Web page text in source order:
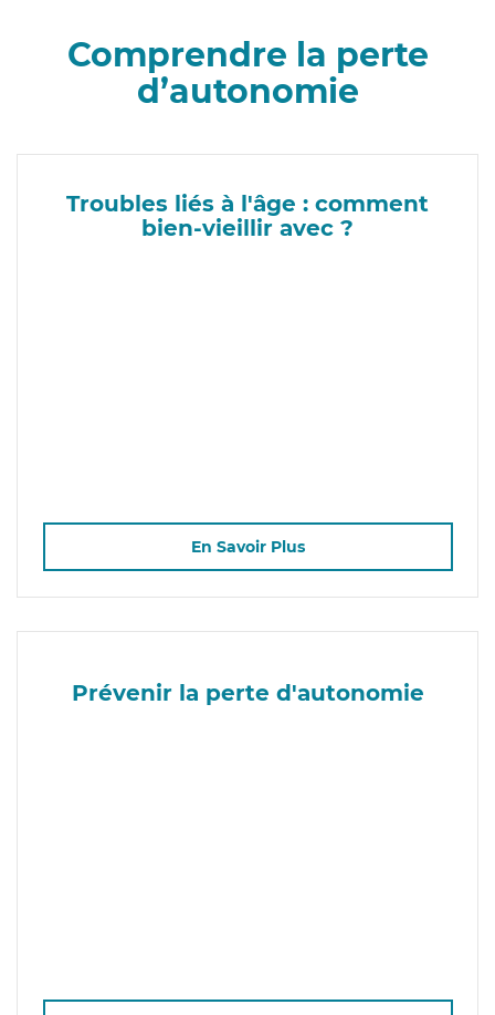
Comprendre la perte
d’autonomie
Troubles liés à l'âge : comment
bien-vieillir avec ?
En Savoir Plus
Prévenir la perte d'autonomie